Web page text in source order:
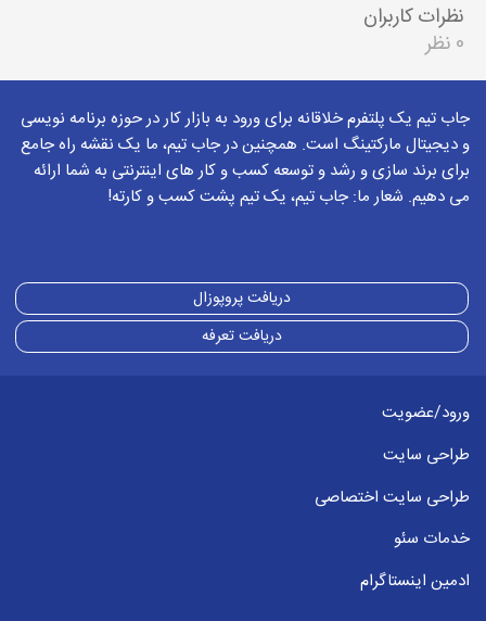
نظرات کاربران
0 نظر
جاب تیم یک پلتفرم خلاقانه برای ورود به بازار کار در حوزه برنامه نویسی
و دیجیتال مارکتینگ است. همچنین در جاب تیم، ما یک نقشه راه جامع
برای برند سازی و رشد و توسعه کسب و کار های اینترنتی به شما ارائه
می دهیم. شعار ما: جاب تیم، یک تیم پشت کسب و کارته!
دریافت پروپوزال
دریافت تعرفه
ورود/عضویت
طراحی سایت
طراحی سایت اختصاصی
خدمات سئو
ادمین اینستاگرام